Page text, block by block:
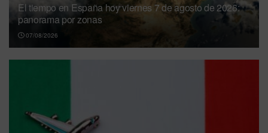
El tiempo en España hoy viernes 7 de agosto de 2026:
panorama por zonas
07/08/2026